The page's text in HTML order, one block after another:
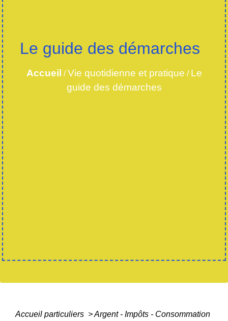
Le guide des démarches
Accueil /Vie quotidienne et pratique / Le
guide des démarches
Accueil particuliers >Argent - Impôts - Consommation